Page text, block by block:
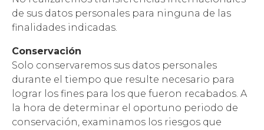
de sus datos personales para ninguna de las
finalidades indicadas.
Conservación
Solo conservaremos sus datos personales
durante el tiempo que resulte necesario para
lograr los fines para los que fueron recabados. A
la hora de determinar el oportuno periodo de
conservación, examinamos los riesgos que